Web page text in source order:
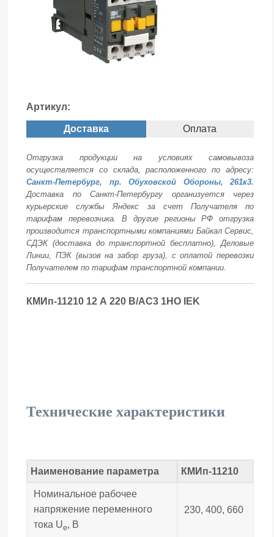
Артикул:
Доставка Оплата
Отгрузка продукции на условиях самовывоза
осуществляется со склада, расположенного по адресу:
Санкт-Петербург, пр. Обуховской Обороны, 261к3.
Доставка по Санкт-Петербургу организуется через
курьерские службы Яндекс за счет Получателя по
тарифам перевозчика. В другие регионы РФ отгрузка
производится транспортными компаниями Байкал Сервис,
СДЭК (доставка до транспортной бесплатно), Деловые
Линии, ПЭК (вызов на забор груза), с оплатой перевозки
Получателем по тарифам транспортной компании.
КМИп-11210 12 А 220 В/АС3 1НО IEK
Технические характеристики
Наименование параметра КМИп-11210
Номинальное рабочее
напряжение переменного
тока Ue, В
230, 400, 660